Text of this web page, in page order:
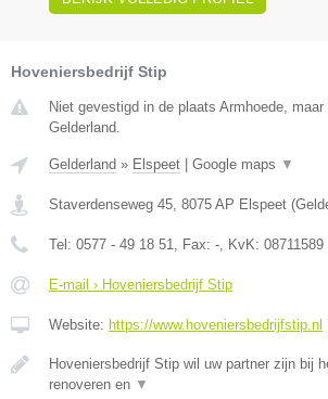
Hoveniersbedrijf Stip
Niet gevestigd in de plaats Armhoede,
Gelderland.
Gelderland » Elspeet Google maps ▼
Staverdenseweg 45, 8075 AP Elspeet (
Tel: 0577 - 49 18 51, Fax: -, KvK: 08711589
E-mail › Hoveniersbedrijf Stip
Website: https://www.hoveniersbedrijfstip.nl
Hoveniersbedrijf Stip wil uw partner zijn bij
renoveren en ▼